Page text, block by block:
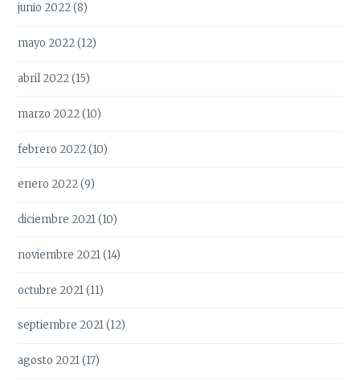
junio 2022(8)
mayo 2022(12)
abril 2022(15)
marzo 2022(10)
febrero 2022(10)
enero 2022(9)
diciembre 2021(10)
noviembre 2021(14)
octubre 2021(11)
septiembre 2021(12)
agosto 2021(17)